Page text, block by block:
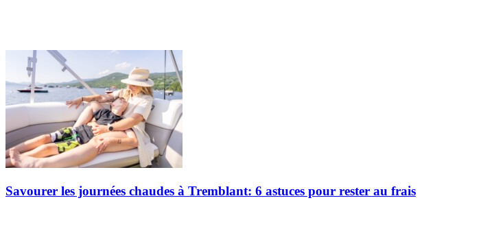
Savourer les journées chaudes à Tremblant: 6 astuces pour rester au frais